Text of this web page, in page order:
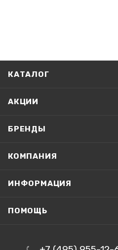
КАТАЛОГ
АКЦИИ
БРЕНДЫ
КОМПАНИЯ
ИНФОРМАЦИЯ
ПОМОЩЬ